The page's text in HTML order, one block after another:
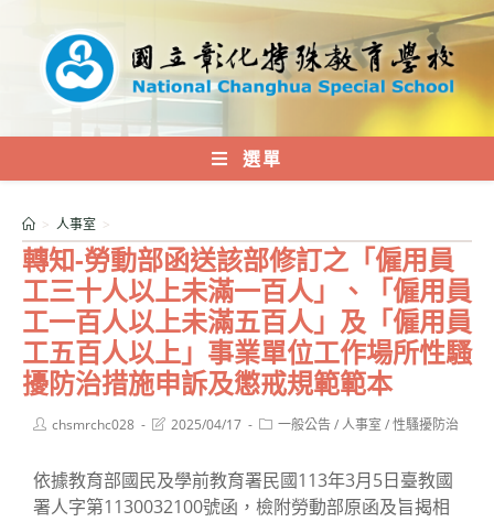
內
選單
轉知-勞動部函送該部修訂之「僱用員
工三十人以上未滿一百人」、「僱用員
工一百人以上未滿五百人」及「僱用員
工五百人以上」事業單位工作場所性騷
擾防治措施申訴及懲戒規範範本
> 人事室 >
Postchsmrchc028
Post2025/04/17
Post一般公告/人事室 /性騷擾防治
依據教育部國民及學前教育署民國113年3月5日臺教國
署人字第1130032100號函，檢附勞動部原函及旨揭相